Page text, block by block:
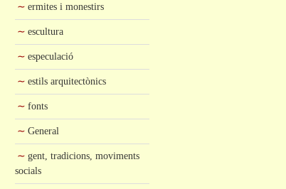
ermites i monestirs
escultura
especulació
estils arquitectònics
fonts
General
gent, tradicions, moviments
socials